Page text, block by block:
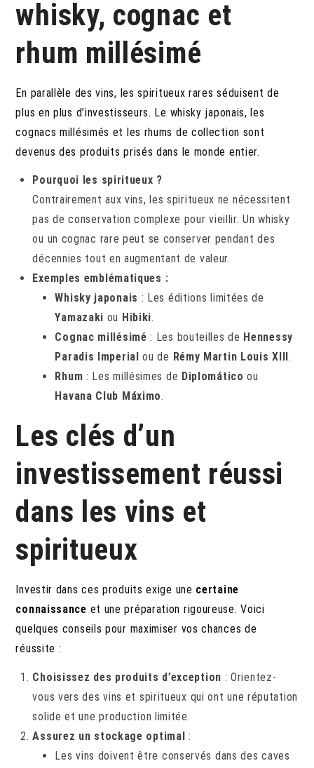
whisky, cognac et
rhum millésimé
En parallèle des vins, les spiritueux rares séduisent de
plus en plus d’investisseurs. Le whisky japonais, les
cognacs millésimés et les rhums de collection sont
devenus des produits prisés dans le monde entier.
Pourquoi les spiritueux ?
Contrairement aux vins, les spiritueux ne nécessitent
pas de conservation complexe pour vieillir. Un whisky
ou un cognac rare peut se conserver pendant des
décennies tout en augmentant de valeur.
Exemples emblématiques :
Whisky japonais : Les éditions limitées de
Yamazaki ou Hibiki.
Cognac millésimé : Les bouteilles de Hennessy
Paradis Imperial ou de Rémy Martin Louis XIII .
Rhum : Les millésimes de Diplomático ou
Havana Club Máximo.
Les clés d’un
investissement réussi
dans les vins et
spiritueux
Investir dans ces produits exige une certaine
connaissance et une préparation rigoureuse. Voici
quelques conseils pour maximiser vos chances de
réussite :
Choisissez des produits d’exception : Orientez-
vous vers des vins et spiritueux qui ont une réputation
solide et une production limitée.
Assurez un stockage optimal :
Les vins doivent être conservés dans des caves